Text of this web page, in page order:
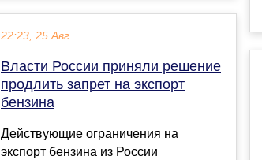
22:23, 25 Авг
Власти России приняли решение
продлить запрет на экспорт
бензина
Действующие ограничения на
экспорт бензина из России